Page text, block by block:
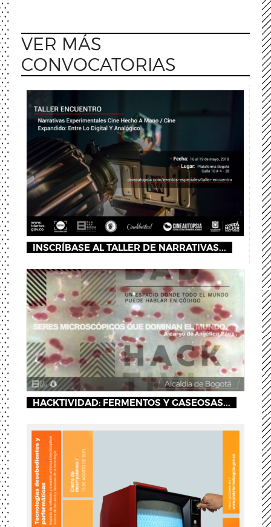
VER MÁS
CONVOCATORIAS
INSCRÍBASE AL TALLER DE NARRATIVAS...
HACKTIVIDAD: FERMENTOS Y GASEOSAS...